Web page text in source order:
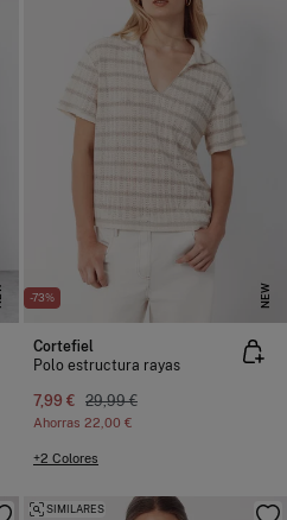
-73% NEW
Cortefiel
Polo estructura rayas
7,99 € 29,99 €
Ahorras 22,00 €
+2 Colores
SIMILARES